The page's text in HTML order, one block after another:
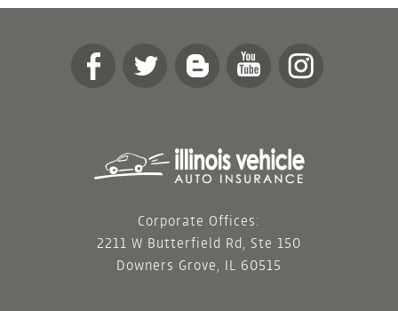
Corporate Offices:
2211 W Butterfield Rd, Ste 150
Downers Grove, IL 60515